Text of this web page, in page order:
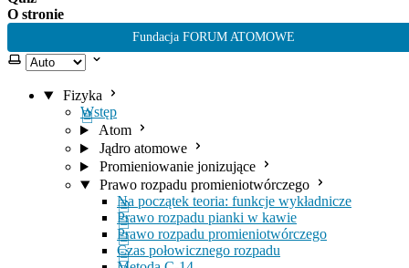
Fizyka
Wstęp
Atom
Jądro atomowe
Promieniowanie jonizujące
Prawo rozpadu promieniotwórczego
Na początek teoria: funkcje wykładnicze
Prawo rozpadu pianki w kawie
Prawo rozpadu promieniotwórczego
Czas połowicznego rozpadu
O stronie
Fundacja FORUM ATOMOWE
Wybierz motyw